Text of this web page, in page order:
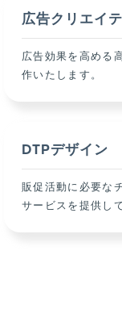
広告クリエイ
広告効果を高める
作いたします。
DTPデザイン
販促活動に必要な
サービスを提供し